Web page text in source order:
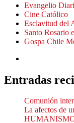
Evangelio
Cine Católico
Esclavitud del
Santo Rosario
Gospa Chile
Entradas
Comunión
La afectos de